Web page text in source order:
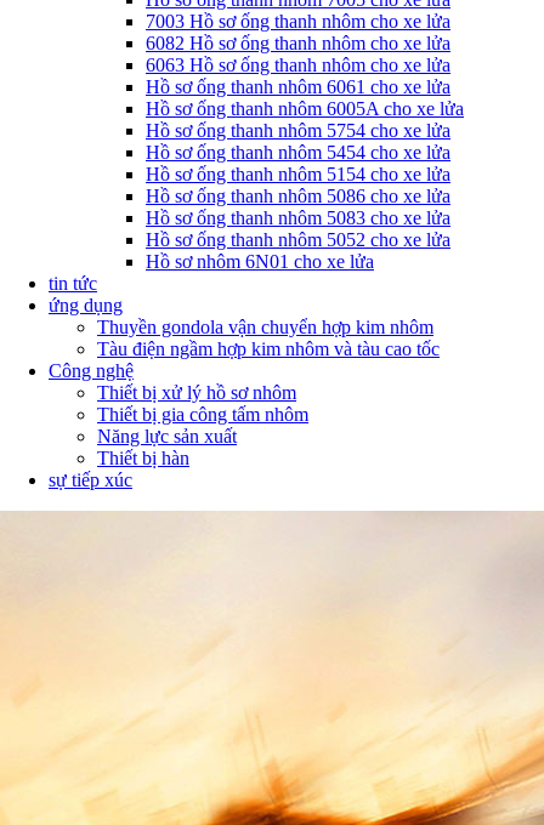
7003 Hồ sơ ống thanh nhôm cho xe lửa
6082 Hồ sơ ống thanh nhôm cho xe lửa
6063 Hồ sơ ống thanh nhôm cho xe lửa
Hồ sơ ống thanh nhôm 6061 cho xe lửa
Hồ sơ ống thanh nhôm 6005A cho xe lửa
Hồ sơ ống thanh nhôm 5754 cho xe lửa
Hồ sơ ống thanh nhôm 5454 cho xe lửa
Hồ sơ ống thanh nhôm 5154 cho xe lửa
Hồ sơ ống thanh nhôm 5086 cho xe lửa
Hồ sơ ống thanh nhôm 5083 cho xe lửa
Hồ sơ ống thanh nhôm 5052 cho xe lửa
Hồ sơ nhôm 6N01 cho xe lửa
tin tức
ứng dụng
Thuyền gondola vận chuyển hợp kim nhôm
Tàu điện ngầm hợp kim nhôm và tàu cao tốc
Công nghệ
Thiết bị xử lý hồ sơ nhôm
Thiết bị gia công tấm nhôm
Năng lực sản xuất
Thiết bị hàn
sự tiếp xúc